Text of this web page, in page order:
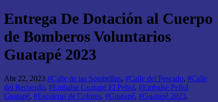
Entrega De Dotación al Cuerpo
de Bomberos Voluntarios
Guatapé 2023
Abr 22, 2023 #Calle de las Sombrillas, #Calle del Pescado, #Calle
del Recuerdo, #Embalse Guatapé El Peñol, #Embalse Peñol
Guatapé, #Escaleras de Colores, #Guatapé, #Guatapé 2023,